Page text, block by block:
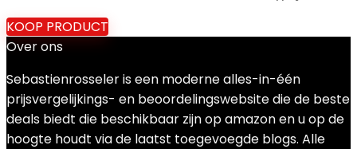
KOOP PRODUCT
Over ons
Sebastienrosseler is een moderne alles-in-één
prijsvergelijkings- en beoordelingswebsite die de beste
deals biedt die beschikbaar zijn op amazon en u op de
hoogte houdt via de laatst toegevoegde blogs. Alle